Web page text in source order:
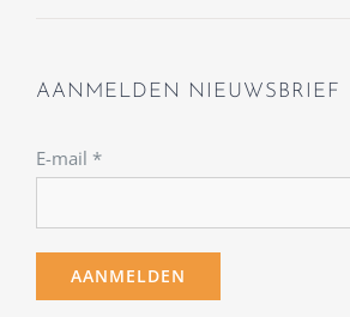
AANMELDEN NIEUWSBRIEF
E-mail *